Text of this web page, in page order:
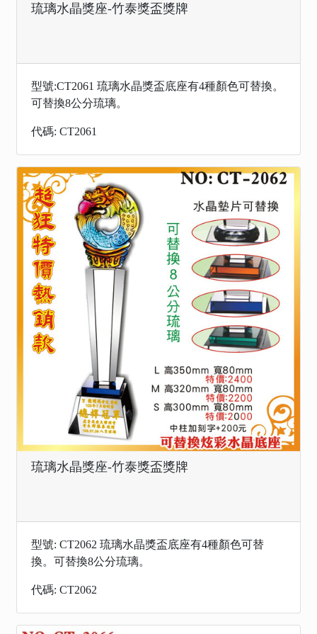
琉璃水晶獎座-竹泰獎盃獎牌
型號:CT2061 琉璃水晶獎盃底座有4種顏色可替換。
可替換8公分琉璃。
代碼: CT2061
琉璃水晶獎座-竹泰獎盃獎牌
型號: CT2062 琉璃水晶獎盃底座有4種顏色可替
換。可替換8公分琉璃。
代碼: CT2062